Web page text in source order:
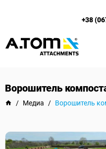
+38
Ворошитель
/ Медиа / Ворошитель